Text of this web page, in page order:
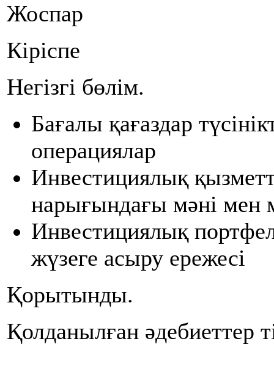
Жоспар
Кіріспе
Негізгі бөлім.
Бағалы қағаздар
операциялар
Инвестициялық
нарығындағы мәні мен
Инвестициялық
жүзеге асыру ережесi
Қорытынды.
Қолданылған әдебиеттер